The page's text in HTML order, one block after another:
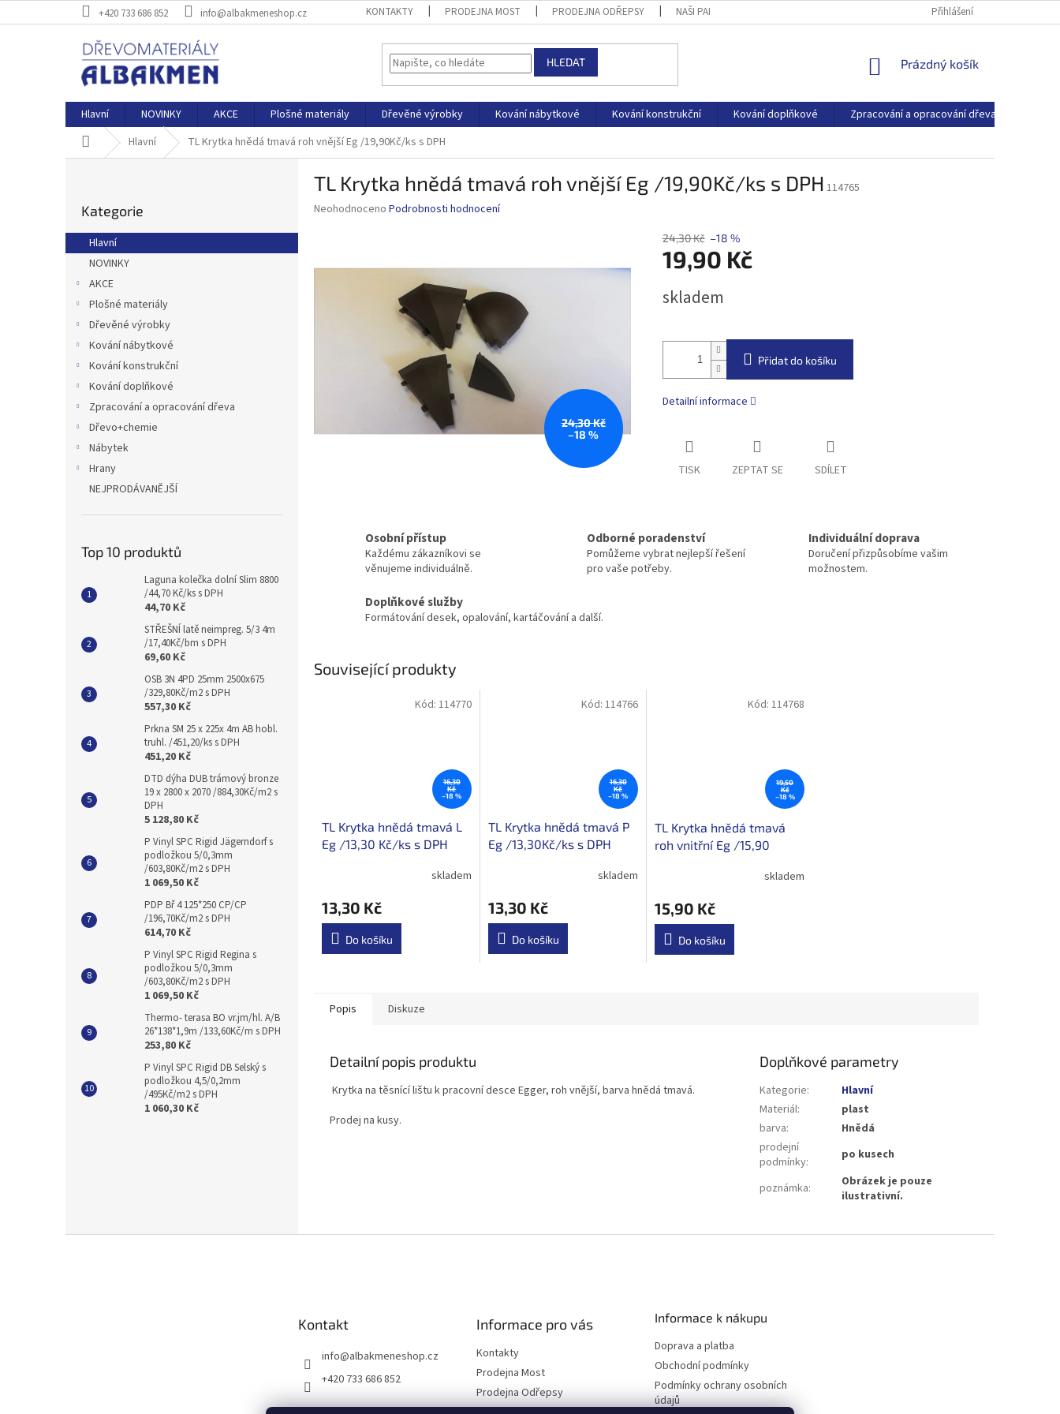
na
+420 733 686 852 info@albakmeneshop.cz KONTAKTY PRODEJNA MOST PRODEJNA ODŘEPSY NAŠI PARTNEŘI Přihlášení
HLEDAT
NÁKUPNÍ
Prázdný košík
Hlavní NOVINKY AKCE Plošné materiály Dřevěné výrobky Kování nábytkové Kování konstrukční Kování doplňkové Zpracování a opracování dřeva
Domů Hlavní TL Krytka hnědá tmavá roh vnější Eg /19,90Kč/ks s DPH
r
a
kategorie
Kategorie
Hlavní
NOVINKY
AKCE
Plošné materiály
Dřevěné výrobky
Kování nábytkové
Kování konstrukční
Kování doplňkové
Zpracování a opracování dřeva
Dřevo+chemie
Nábytek
Hrany
NEJPRODÁVANĚJŠÍ
Top 10 produktů
Laguna kolečka dolní Slim 8800
/44,70 Kč/ks s DPH
44,70 Kč
STŘEŠNÍ latě neimpreg. 5/3 4m
/17,40Kč/bm s DPH
69,60 Kč
OSB 3N 4PD 25mm 2500x675
/329,80Kč/m2 s DPH
557,30 Kč
Prkna SM 25 x 225x 4m AB hobl.
truhl. /451,20/ks s DPH
451,20 Kč
DTD dýha DUB trámový bronze
19 x 2800 x 2070 /884,30Kč/m2 s
DPH
5 128,80 Kč
P Vinyl SPC Rigid Jägerndorf s
podložkou 5/0,3mm
/603,80Kč/m2 s DPH
1 069,50 Kč
PDP Bř 4 125*250 CP/CP
/196,70Kč/m2 s DPH
614,70 Kč
P Vinyl SPC Rigid Regina s
podložkou 5/0,3mm
/603,80Kč/m2 s DPH
1 069,50 Kč
Thermo- terasa BO vr.jm/hl. A/B
26*138*1,9m /133,60Kč/m s DPH
253,80 Kč
P Vinyl SPC Rigid DB Selský s
podložkou 4,5/0,2mm
/495Kč/m2 s DPH
1 060,30 Kč
TL Krytka hnědá tmavá roh vnější Eg /19,90Kč/ks s DPH 114765
Průměrné
0,0
Neohodnoceno Podrobnosti hodnocení
24,30 Kč
–18 %
24,30 Kč –18 %
19,90 Kč
cena:
skladem
Přidat do košíku
Detailní informace
TISK ZEPTAT SE SDÍLET
Osobní přístup
Každému zákazníkovi se
věnujeme individuálně.
Odborné poradenství
Pomůžeme vybrat nejlepší řešení
pro vaše potřeby.
Individuální doprava
Doručení přizpůsobíme vašim
možnostem.
Doplňkové služby
Formátování desek, opalování, kartáčování a další.
Související produkty
16,30
Kč
–18 %
TL Krytka hnědá tmavá L
Eg /13,30 Kč/ks s DPH
skladem
13,30 Kč
Do košíku
Kód: 114770
16,30
Kč
–18 %
TL Krytka hnědá tmavá P
Eg /13,30Kč/ks s DPH
skladem
13,30 Kč
Do košíku
Kód: 114766
19,50
Kč
–18 %
TL Krytka hnědá tmavá
roh vnitřní Eg /15,90
skladem
15,90 Kč
Do košíku
Kód:114768
Popis Diskuze
Detailní popis produktu
Krytka na těsnící lištu k pracovní desce Egger, roh vnější, barva hnědá tmavá.
Prodej na kusy.
Doplňkové parametry
Kategorie:
Hlavní
Materiál:
plast
barva:
Hnědá
prodejní
podmínky: po kusech
poznámka:
Obrázek je pouze
ilustrativní.
Kontakt
info@albakmeneshop.cz
+420 733 686 852
Informace pro vás
Kontakty
Prodejna Most
Prodejna Odřepsy
Informace k nákupu
Doprava a platba
Obchodní podmínky
Podmínky ochrany osobních
údajů